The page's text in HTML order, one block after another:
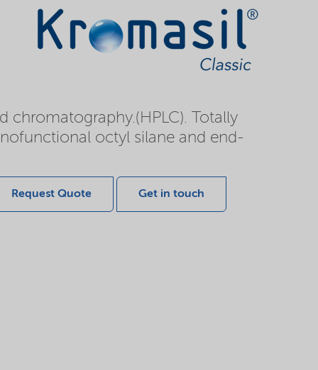
chromatography.(HPLC). Totally
octyl silane and end-
Request Quote Get in touch